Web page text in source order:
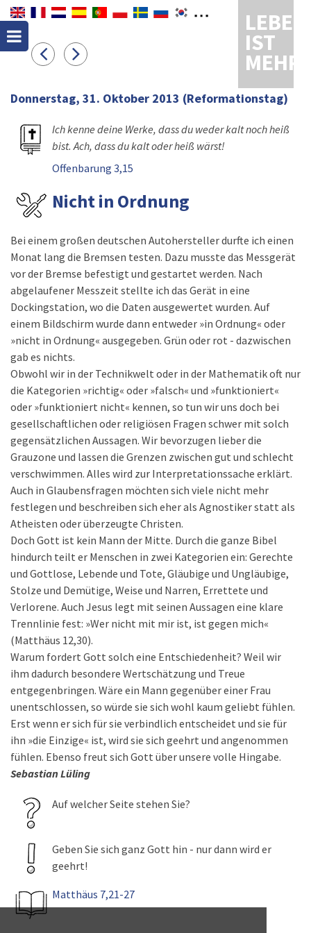
LEBEN
IST
MEHR
Donnerstag, 31. Oktober 2013 (Reformationstag)
Ich kenne deine Werke, dass du weder kalt noch heiß
bist. Ach, dass du kalt oder heiß wärst!
Offenbarung 3,15
Nicht in Ordnung
Bei einem großen deutschen Autohersteller durfte ich einen
Monat lang die Bremsen testen. Dazu musste das Messgerät
vor der Bremse befestigt und gestartet werden. Nach
abgelaufener Messzeit stellte ich das Gerät in eine
Dockingstation, wo die Daten ausgewertet wurden. Auf
einem Bildschirm wurde dann entweder »in Ordnung« oder
»nicht in Ordnung« ausgegeben. Grün oder rot - dazwischen
gab es nichts.
Obwohl wir in der Technikwelt oder in der Mathematik oft nur
die Kategorien »richtig« oder »falsch« und »funktioniert«
oder »funktioniert nicht« kennen, so tun wir uns doch bei
gesellschaftlichen oder religiösen Fragen schwer mit solch
gegensätzlichen Aussagen. Wir bevorzugen lieber die
Grauzone und lassen die Grenzen zwischen gut und schlecht
verschwimmen. Alles wird zur Interpretationssache erklärt.
Auch in Glaubensfragen möchten sich viele nicht mehr
festlegen und beschreiben sich eher als Agnostiker statt als
Atheisten oder überzeugte Christen.
Doch Gott ist kein Mann der Mitte. Durch die ganze Bibel
hindurch teilt er Menschen in zwei Kategorien ein: Gerechte
und Gottlose, Lebende und Tote, Gläubige und Ungläubige,
Stolze und Demütige, Weise und Narren, Errettete und
Verlorene. Auch Jesus legt mit seinen Aussagen eine klare
Trennlinie fest: »Wer nicht mit mir ist, ist gegen mich«
(Matthäus 12,30).
Warum fordert Gott solch eine Entschiedenheit? Weil wir
ihm dadurch besondere Wertschätzung und Treue
entgegenbringen. Wäre ein Mann gegenüber einer Frau
unentschlossen, so würde sie sich wohl kaum geliebt fühlen.
Erst wenn er sich für sie verbindlich entscheidet und sie für
ihn »die Einzige« ist, wird sie sich geehrt und angenommen
fühlen. Ebenso freut sich Gott über unsere volle Hingabe.
Sebastian Lüling
Auf welcher Seite stehen Sie?
Geben Sie sich ganz Gott hin - nur dann wird er
geehrt!
Matthäus 7,21-27